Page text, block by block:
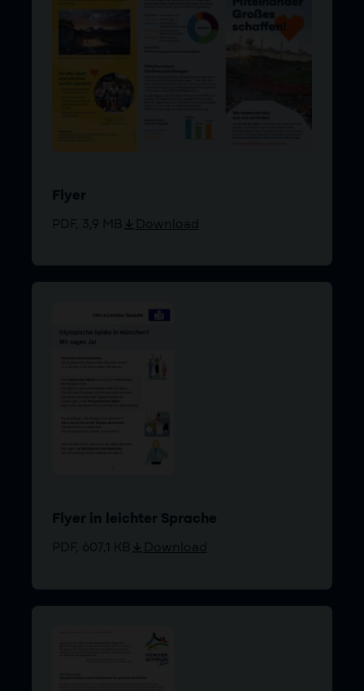
Flyer
PDF, 3,9 MB Download
Flyer in leichter Sprache
PDF, 607,1 KB Download